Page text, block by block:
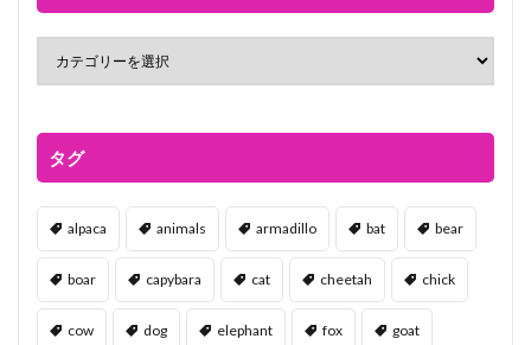
タグ
alpaca animals armadillo bat bear
boar capybara cat cheetah chick
cow dog elephant fox goat